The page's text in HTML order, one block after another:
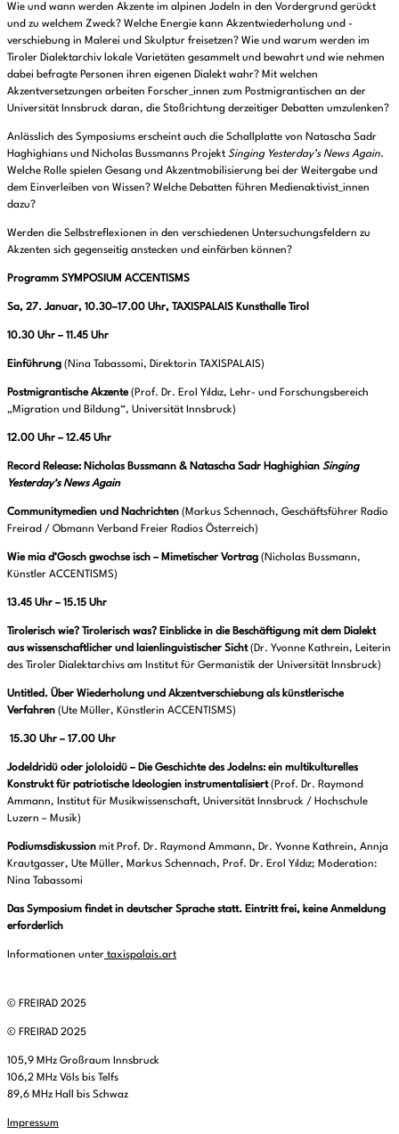
Wie und wann werden Akzente im alpinen Jodeln in den Vordergrund gerückt
und zu welchem Zweck? Welche Energie kann Akzentwiederholung und -
verschiebung in Malerei und Skulptur freisetzen? Wie und warum werden im
Tiroler Dialektarchiv lokale Varietäten gesammelt und bewahrt und wie nehmen
dabei befragte Personen ihren eigenen Dialekt wahr? Mit welchen
Akzentversetzungen arbeiten Forscher_innen zum Postmigrantischen an der
Universität Innsbruck daran, die Stoßrichtung derzeitiger Debatten umzulenken?
Anlässlich des Symposiums erscheint auch die Schallplatte von Natascha Sadr
Haghighians und Nicholas Bussmanns Projekt Singing Yesterday’s News Again.
Welche Rolle spielen Gesang und Akzentmobilisierung bei der Weitergabe und
dem Einverleiben von Wissen? Welche Debatten führen Medienaktivist_innen
dazu?
Werden die Selbstreflexionen in den verschiedenen Untersuchungsfeldern zu
Akzenten sich gegenseitig anstecken und einfärben können?
Programm SYMPOSIUM ACCENTISMS
Sa, 27. Januar, 10.30–17.00 Uhr, TAXISPALAIS Kunsthalle Tirol
10.30 Uhr – 11.45 Uhr
Einführung (Nina Tabassomi, Direktorin TAXISPALAIS)
Postmigrantische Akzente(Prof. Dr. Erol Yıldız, Lehr- und Forschungs­bereich
„Migration und Bildung“, Universität Innsbruck)
12.00 Uhr – 12.45 Uhr
Record Release: Nicholas Bussmann & Natascha Sadr Haghighian Singing
Yesterday‘s News Again
Communitymedien und Nachrichten (Markus Schennach, Geschäftsführer Radio
Freirad / Obmann Verband Freier Radios Österreich)
Wie mia d’Gosch gwochse isch – Mimetischer Vortrag (Nicholas Bussmann,
Künstler ACCENTISMS)
13.45 Uhr – 15.15 Uhr
Tirolerisch wie? Tirolerisch was? Einblicke in die Beschäftigung mit dem Dialekt
aus wissenschaftlicher und laienlinguistischer Sicht(Dr. Yvonne Kathrein, Leiterin
des Tiroler Dialektarchivs am Institut für Germa­nistik der Universität Innsbruck)
Untitled. Über Wiederholung und Akzentverschiebung als künstlerische
Verfahren (Ute Müller, Künstlerin ACCENTISMS)
15.30 Uhr – 17.00 Uhr
Jodeldridü oder jololoidü – Die Geschichte des Jodelns: ein multikulturelles
Konstrukt für patriotische Ideologien instrumentalisiert(Prof. Dr. Raymond
Ammann, Institut für Musik­wissenschaft, Universität Innsbruck / Hoch­schule
Luzern – Musik)
Podiumsdiskussion mit Prof. Dr. Raymond Ammann, Dr. Yvonne Kathrein, Annja
Krautgasser, Ute Müller, Markus Schennach, Prof. Dr. Erol Yıldız; Moderation:
Nina Tabassomi
Das Symposium findet in deutscher Sprache statt. Eintritt frei, keine Anmeldung
erforderlich
Informationen unter taxispalais.art
© FREIRAD 2025
© FREIRAD 2025
105,9 MHz Großraum Innsbruck
106,2 MHz Völs bis Telfs
89,6 MHz Hall bis Schwaz
Impressum